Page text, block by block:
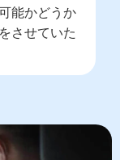
能かどうか
させていた